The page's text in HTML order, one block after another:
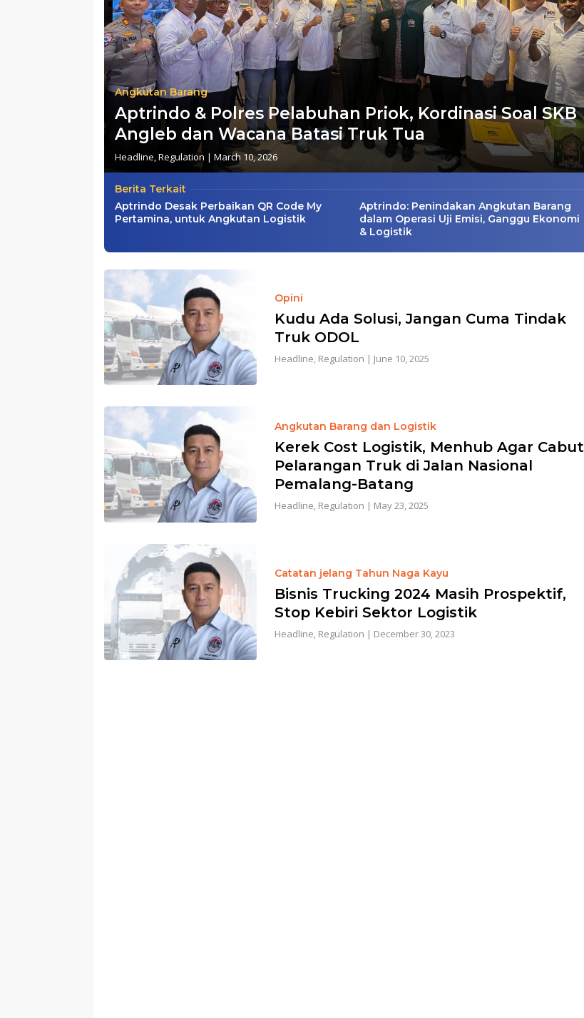
Angkutan Barang
Aptrindo & Polres Pelabuhan Priok, Kordinasi Soal SKB
Angleb dan Wacana Batasi Truk Tua
Headline Regulation | March 10, 2026
Berita Terkait
Aptrindo Desak Perbaikan QR Code My
Pertamina, untuk Angkutan Logistik
Aptrindo: Penindakan Angkutan Barang
dalam Operasi Uji Emisi, Ganggu Ekonomi
& Logistik
Opini
Kudu Ada Solusi, Jangan Cuma Tindak
Truk ODOL
Headline, Regulation | June 10, 2025
Angkutan Barang dan Logistik
Kerek Cost Logistik, Menhub Agar Cabut
Pelarangan Truk di Jalan Nasional
Pemalang-Batang
Headline, Regulation | May 23, 2025
Catatan jelang Tahun Naga Kayu
Bisnis Trucking 2024 Masih Prospektif,
Stop Kebiri Sektor Logistik
Headline, Regulation | December 30, 2023